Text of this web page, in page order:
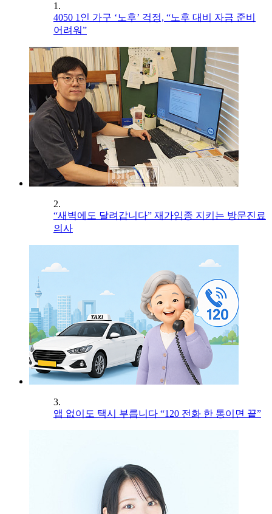
1.
4050 1인 가구 ‘노후’ 걱정, “노후 대비 자금 준비
어려워”
2.
“새벽에도 달려갑니다” 재가임종 지키는 방문진료
의사
3.
앱 없이도 택시 부릅니다 “120 전화 한 통이면 끝”